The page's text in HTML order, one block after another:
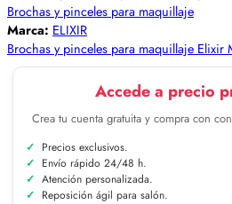
Brochas y pinceles para maquillaje
Marca: ELIXIR
Brochas y pinceles para maquillaje Elixir
Accede a precio
Crea tu cuenta gratuita y compra con
Precios exclusivos.
Envío rápido 24/48 h.
Atención personalizada.
Reposición ágil para salón.